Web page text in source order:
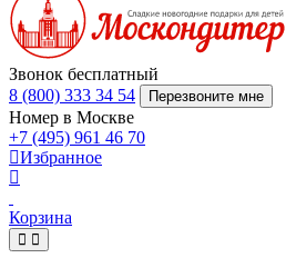
Звонок бесплатный
8 (800) 333 34 54
Перезвоните мне
Номер в Москве
+7 (495) 961 46 70
Избранное
Корзина